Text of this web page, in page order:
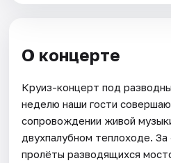
О концерте
Круиз-концерт под
неделю наши гости
сопровождении живой
двухпалубном теплоходе. За
пролёты разводящихся